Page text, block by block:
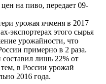
на пиво, передает 09-
урожая ячменя в 2017
экспортерах этого сырья
урожайности, что
примерно в 2 раза.
лишь 22% от
в России урожай
2016 года.